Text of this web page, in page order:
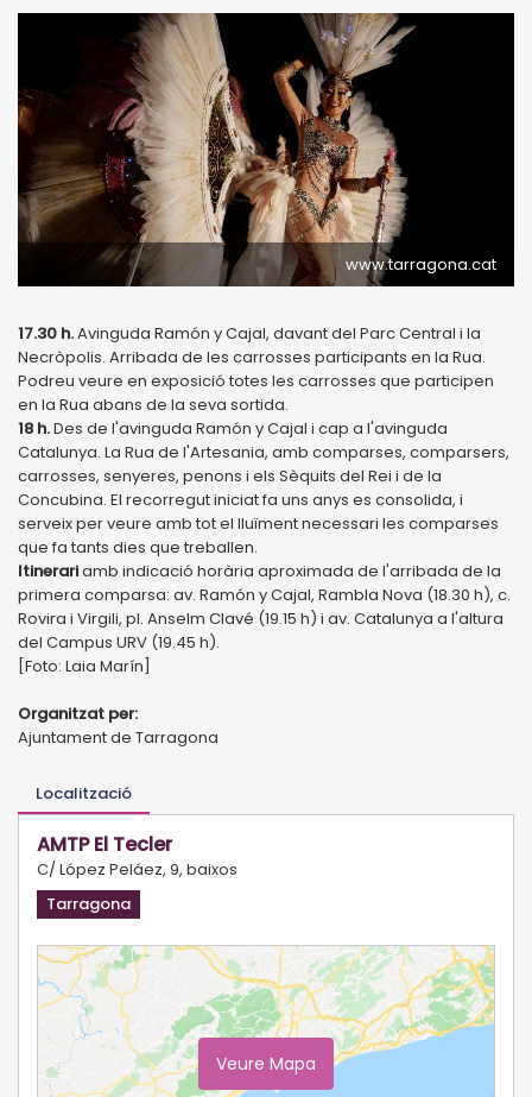
www.tarragona.cat
17.30 h.Avinguda Ramón y Cajal, davant del Parc Central i la
Necròpolis. Arribada de les carrosses participants en la Rua.
Podreu veure en exposició totes les carrosses que participen
en la Rua abans de la seva sortida.
18 h.Des de l'avinguda Ramón y Cajal i cap a l'avinguda
Catalunya. La Rua de l'Artesania, amb comparses, comparsers,
carrosses, senyeres, penons i els Sèquits del Rei i de la
Concubina. El recorregut iniciat fa uns anys es consolida, i
serveix per veure amb tot el lluïment necessari les comparses
que fa tants dies que treballen.
Itinerariamb indicació horària aproximada de l'arribada de la
primera comparsa: av. Ramón y Cajal, Rambla Nova (18.30 h), c.
Rovira i Virgili, pl. Anselm Clavé (19.15 h) i av. Catalunya a l'altura
del Campus URV (19.45 h).
[Foto: Laia Marín]
Organitzat per:
Ajuntament de Tarragona
Localització
AMTP El Tecler
C/ López Peláez, 9, baixos
Tarragona
Veure Mapa